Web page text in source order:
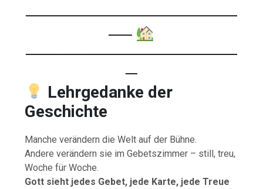
──────────────────
──
──────────────────
─
Lehrgedanke der
Geschichte
Manche verändern die Welt auf der Bühne.
Andere verändern sie im Gebetszimmer – still, treu,
Woche für Woche.
Gott sieht jedes Gebet, jede Karte, jede Treue